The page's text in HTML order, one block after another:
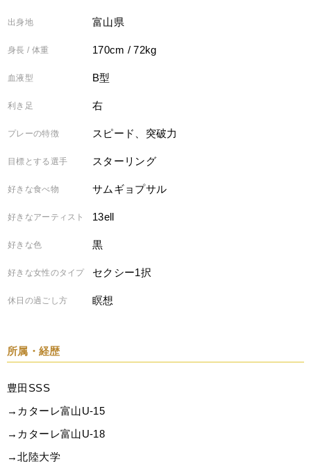
出身地 富山県
身長 / 体重 170cm / 72kg
血液型 B型
利き足 右
プレーの特徴 スピード、突破力
目標とする選手 スターリング
好きな食べ物 サムギョプサル
好きなアーティスト 13ell
好きな色 黒
好きな女性のタイプ セクシー1択
休日の過ごし方 瞑想
所属・経歴
豊田SSS
→カターレ富山U-15
→カターレ富山U-18
→北陸大学